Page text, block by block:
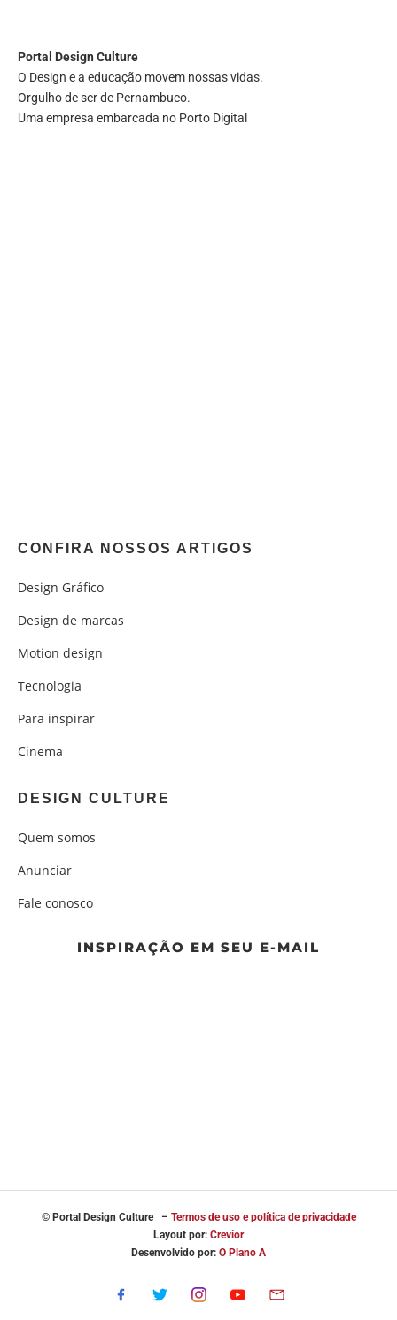
Portal Design Culture
O Design e a educação movem nossas vidas.
Orgulho de ser de Pernambuco.
Uma empresa embarcada no Porto Digital
CONFIRA NOSSOS ARTIGOS
Design Gráfico
Design de marcas
Motion design
Tecnologia
Para inspirar
Cinema
DESIGN CULTURE
Quem somos
Anunciar
Fale conosco
INSPIRAÇÃO EM SEU E-MAIL
© Portal Design Culture – Termos de uso e política de privacidade
Layout por: Crevior
Desenvolvido por: O Plano A